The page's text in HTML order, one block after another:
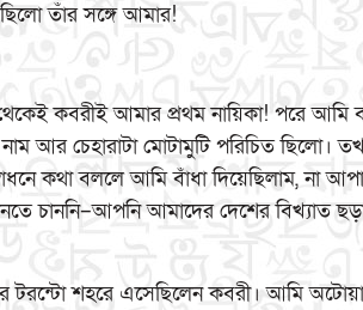
তাঁর সঙ্গে আমার!
কবরীই আমার প্রথম নায়িকা! পরে আমি
আর চেহারাটা মোটামুটি পরিচিত ছিলো।
কথা বললে আমি বাঁধা দিয়েছিলাম, না
চাননি–আপনি আমাদের দেশের
টরন্টো শহরে এসেছিলেন কবরী। আমি